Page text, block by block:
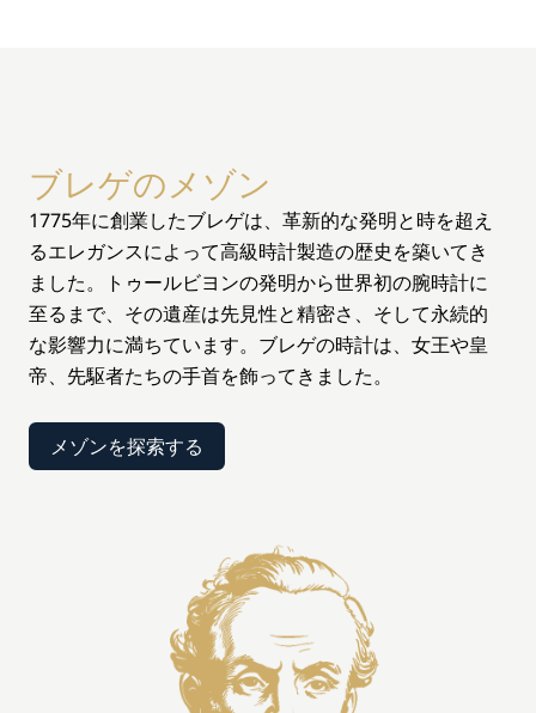
ブレゲのメゾン
1775年に創業したブレゲは、革新的な発明と時を超え
るエレガンスによって高級時計製造の歴史を築いてき
ました。トゥールビヨンの発明から世界初の腕時計に
至るまで、その遺産は先見性と精密さ、そして永続的
な影響力に満ちています。ブレゲの時計は、女王や皇
帝、先駆者たちの手首を飾ってきました。
メゾンを探索する